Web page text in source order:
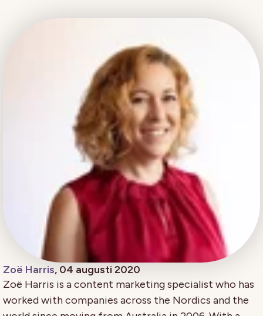
Zoë Harris, 04 augusti 2020
Zoë Harris is a content marketing specialist who has
worked with companies across the Nordics and the